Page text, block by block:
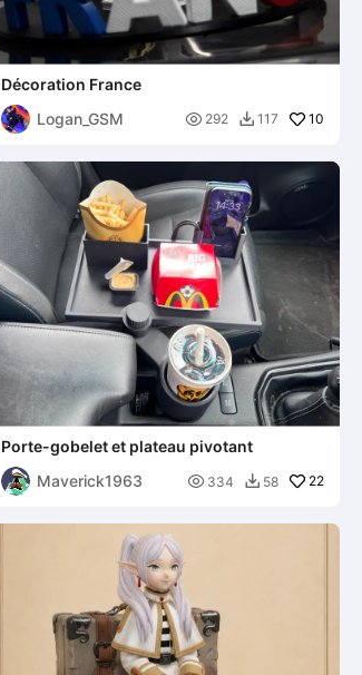
Décoration France
Logan_GSM
 292  117 10
Porte-gobelet et plateau pivotant
Maverick1963
 334  58 22